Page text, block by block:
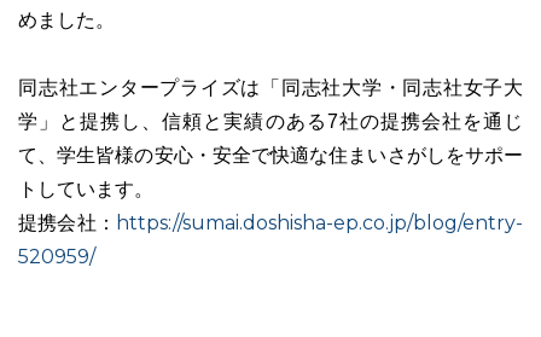
めました。
同志社エンタープライズは「同志社大学・同志社女子大
学」と提携し、信頼と実績のある7社の提携会社を通じ
て、学生皆様の安心・安全で快適な住まいさがしをサポー
トしています。
提携会社： https://sumai.doshisha-ep.co.jp/blog/entry-
520959/